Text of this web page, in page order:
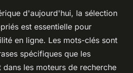
d'aujourd'hui, la sélection
est essentielle pour
en ligne. Les mots-clés sont
spécifiques que les
dans les moteurs de recherche